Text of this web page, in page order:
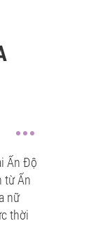
Ấn Độ
từ Ấn
nữ
thời